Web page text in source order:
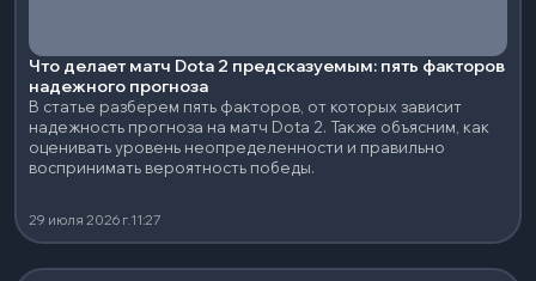
Что делает матч Dota 2 предсказуемым: пять факторов
надежного прогноза
В статье разберем пять факторов, от которых зависит
надежность прогноза на матч Dota 2. Также объясним, как
оценивать уровень неопределенности и правильно
воспринимать вероятность победы.
29 июля 2026 г.11:27